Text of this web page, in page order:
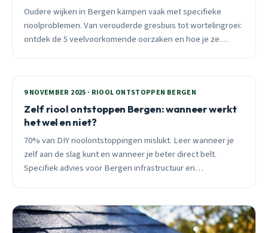
Oudere wijken in Bergen kampen vaak met specifieke
rioolproblemen. Van verouderde gresbuis tot wortelingroei:
ontdek de 5 veelvoorkomende oorzaken en hoe je ze
9 NOVEMBER 2025 · RIOOL ONTSTOPPEN BERGEN
Zelf riool ontstoppen Bergen: wanneer werkt
het wel en niet?
70% van DIY rioolontstoppingen mislukt. Leer wanneer je
zelf aan de slag kunt en wanneer je beter direct belt.
Specifiek advies voor Bergen infrastructuur en